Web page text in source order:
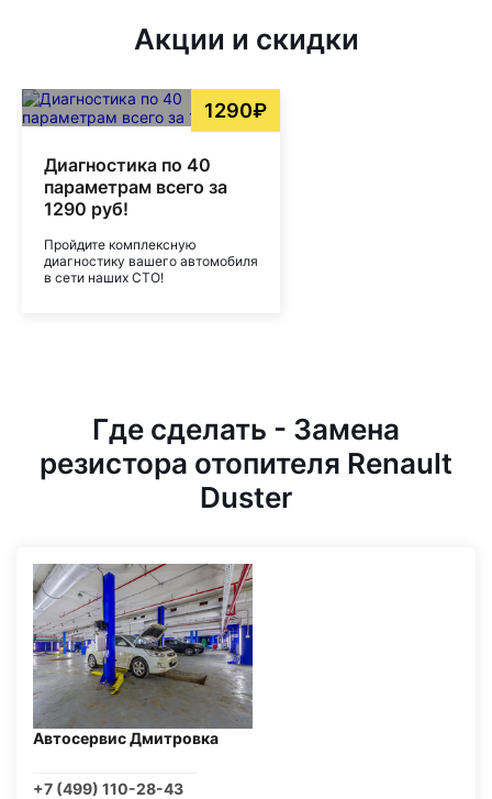
Акции и скидки
1290₽
Диагностика по 40
параметрам всего за
1290 руб!
Пройдите комплексную
диагностику вашего автомобиля
в сети наших СТО!
Где сделать - Замена
резистора отопителя Renault
Duster
Автосервис Дмитровка
+7 (499) 110-28-43